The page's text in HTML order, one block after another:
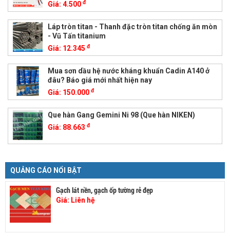
Giá: 4.500 đ
Láp tròn titan - Thanh đặc tròn titan chống ăn mòn
- Vũ Tấn titanium
Giá: 12.345 đ
Mua sơn dầu hệ nước kháng khuẩn Cadin A140 ở
đâu? Báo giá mới nhất hiện nay
Giá: 150.000 đ
Que hàn Gang Gemini Ni 98 (Que hàn NIKEN)
Giá: 88.663 đ
QUẢNG CÁO NỔI BẬT
Gạch lát nền, gạch ốp tường rẻ đẹp
Giá: Liên hệ